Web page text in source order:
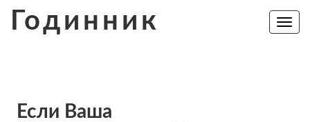
Годинник
Toggle
Если Ваша